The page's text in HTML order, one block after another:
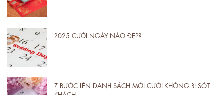
2025 CƯỚI NGÀY NÀO ĐẸP?
7 BƯỚC LÊN DANH SÁCH MỜI CƯỚI KHÔNG BỊ SÓT